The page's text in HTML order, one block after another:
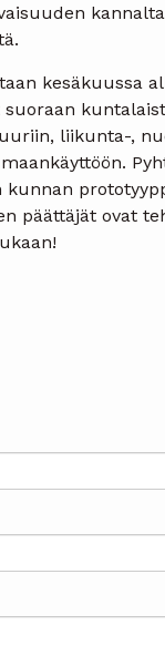
kesäkuussa
liikunta-,
päättäjät ovat